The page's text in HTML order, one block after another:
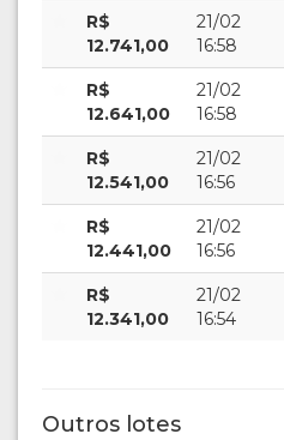
R$
12.741,00
21/02
16:58
R$
12.641,00
21/02
16:58
R$
12.541,00
21/02
16:56
R$
12.441,00
21/02
16:56
R$
12.341,00
21/02
16:54
Outros lotes